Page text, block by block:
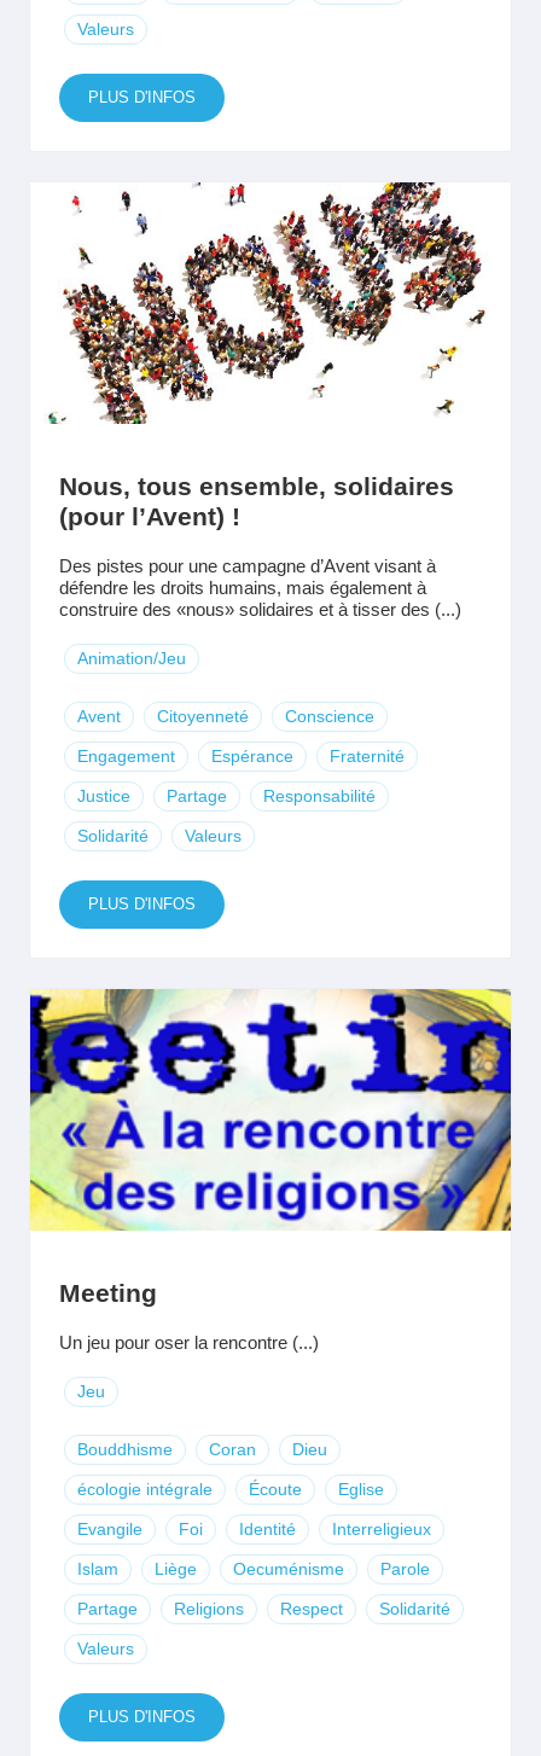
Valeurs
PLUS D'INFOS
Nous, tous ensemble, solidaires
(pour l’Avent) !
Des pistes pour une campagne d’Avent visant à
défendre les droits humains, mais également à
construire des «nous» solidaires et à tisser des (...)
Animation/Jeu
Avent Citoyenneté Conscience
Engagement Espérance Fraternité
Justice Partage Responsabilité
Solidarité Valeurs
PLUS D'INFOS
Meeting
Un jeu pour oser la rencontre (...)
Jeu
Bouddhisme Coran Dieu
écologie intégrale Écoute Eglise
Evangile Foi Identité Interreligieux
Islam Liège Oecuménisme Parole
Partage Religions Respect Solidarité
Valeurs
PLUS D'INFOS